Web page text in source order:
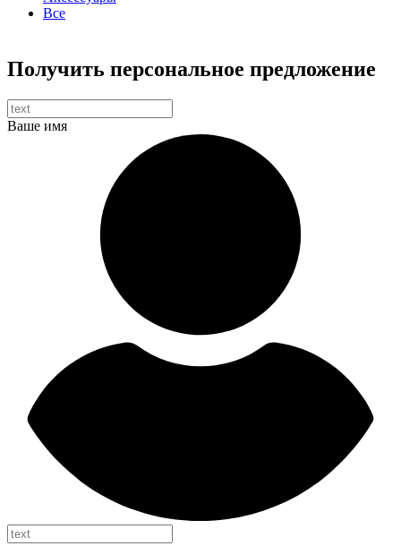
Все
Получить персональное предложение
Ваше имя